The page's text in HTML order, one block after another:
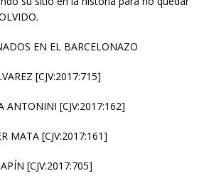
EN EL BARCELONAZO
[CJV:2017:715]
ANTONINI [CJV:2017:162]
MATA [CJV:2017:161]
[CJV:2017:705]